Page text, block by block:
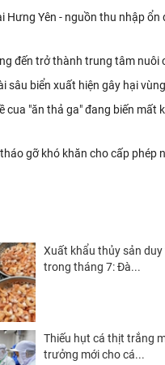
Hưng Yên - nguồn thu nhập ổn
đến trở thành trung tâm nuôi
sâu biển xuất hiện gây hại
cua "ăn thả ga" đang biến mất
gỡ khó khăn cho cấp phép
Xuất khẩu thủy sản duy
trong tháng 7: Đà...
Thiếu hụt cá thịt trắng
trưởng mới cho cá...